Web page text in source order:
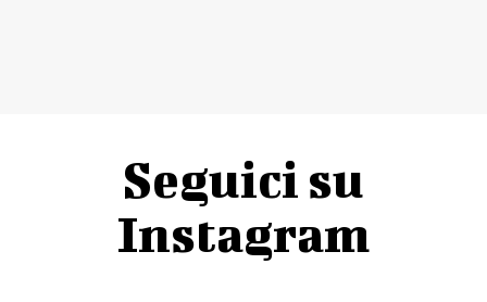
Seguici su
Instagram